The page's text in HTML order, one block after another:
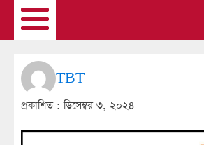
TBT
প্রকাশিত :ডিসেম্বর ৩, ২০২৪